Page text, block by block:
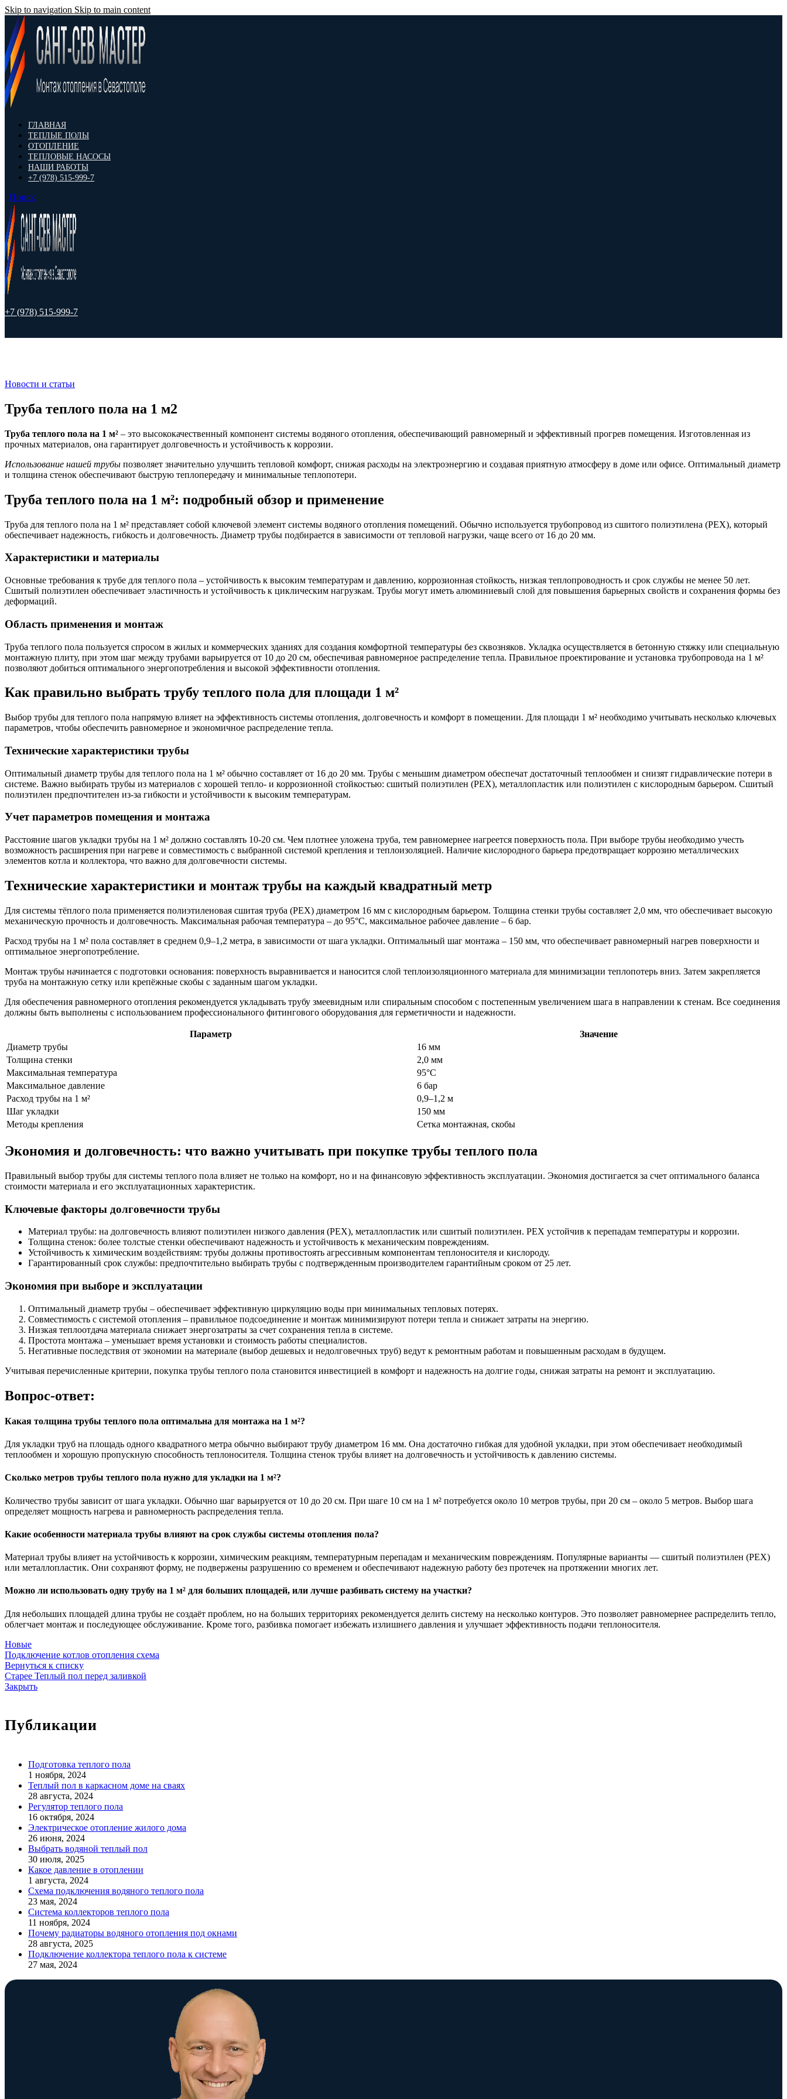
Skip to navigation Skip to main content
ГЛАВНАЯ
ТЕПЛЫЕ ПОЛЫ
ОТОПЛЕНИЕ
ТЕПЛОВЫЕ НАСОСЫ
НАШИ РАБОТЫ
+7 (978) 515-999-7
Поиск
+7 (978) 515-999-7
Новости и статьи
Труба теплого пола на 1 м2
Труба теплого пола на 1 м² – это высококачественный компонент системы водяного отопления, обеспечивающий равномерный и эффективный прогрев помещения. Изготовленная из
прочных материалов, она гарантирует долговечность и устойчивость к коррозии.
Использование нашей трубы позволяет значительно улучшить тепловой комфорт, снижая расходы на электроэнергию и создавая приятную атмосферу в доме или офисе. Оптимальный диаметр
и толщина стенок обеспечивают быструю теплопередачу и минимальные теплопотери.
Труба теплого пола на 1 м²: подробный обзор и применение
Труба для теплого пола на 1 м² представляет собой ключевой элемент системы водяного отопления помещений. Обычно используется трубопровод из сшитого полиэтилена (PEX), который
обеспечивает надежность, гибкость и долговечность. Диаметр трубы подбирается в зависимости от тепловой нагрузки, чаще всего от 16 до 20 мм.
Характеристики и материалы
Основные требования к трубе для теплого пола – устойчивость к высоким температурам и давлению, коррозионная стойкость, низкая теплопроводность и срок службы не менее 50 лет.
Сшитый полиэтилен обеспечивает эластичность и устойчивость к циклическим нагрузкам. Трубы могут иметь алюминиевый слой для повышения барьерных свойств и сохранения формы без
деформаций.
Область применения и монтаж
Труба теплого пола пользуется спросом в жилых и коммерческих зданиях для создания комфортной температуры без сквозняков. Укладка осуществляется в бетонную стяжку или специальную
монтажную плиту, при этом шаг между трубами варьируется от 10 до 20 см, обеспечивая равномерное распределение тепла. Правильное проектирование и установка трубопровода на 1 м²
позволяют добиться оптимального энергопотребления и высокой эффективности отопления.
Как правильно выбрать трубу теплого пола для площади 1 м²
Выбор трубы для теплого пола напрямую влияет на эффективность системы отопления, долговечность и комфорт в помещении. Для площади 1 м² необходимо учитывать несколько ключевых
параметров, чтобы обеспечить равномерное и экономичное распределение тепла.
Технические характеристики трубы
Оптимальный диаметр трубы для теплого пола на 1 м² обычно составляет от 16 до 20 мм. Трубы с меньшим диаметром обеспечат достаточный теплообмен и снизят гидравлические потери в
системе. Важно выбирать трубы из материалов с хорошей тепло- и коррозионной стойкостью: сшитый полиэтилен (PEX), металлопластик или полиэтилен с кислородным барьером. Сшитый
полиэтилен предпочтителен из-за гибкости и устойчивости к высоким температурам.
Учет параметров помещения и монтажа
Расстояние шагов укладки трубы на 1 м² должно составлять 10-20 см. Чем плотнее уложена труба, тем равномернее нагреется поверхность пола. При выборе трубы необходимо учесть
возможность расширения при нагреве и совместимость с выбранной системой крепления и теплоизоляцией. Наличие кислородного барьера предотвращает коррозию металлических
элементов котла и коллектора, что важно для долговечности системы.
Технические характеристики и монтаж трубы на каждый квадратный метр
Для системы тёплого пола применяется полиэтиленовая сшитая труба (PEX) диаметром 16 мм с кислородным барьером. Толщина стенки трубы составляет 2,0 мм, что обеспечивает высокую
механическую прочность и долговечность. Максимальная рабочая температура – до 95°C, максимальное рабочее давление – 6 бар.
Расход трубы на 1 м² пола составляет в среднем 0,9–1,2 метра, в зависимости от шага укладки. Оптимальный шаг монтажа – 150 мм, что обеспечивает равномерный нагрев поверхности и
оптимальное энергопотребление.
Монтаж трубы начинается с подготовки основания: поверхность выравнивается и наносится слой теплоизоляционного материала для минимизации теплопотерь вниз. Затем закрепляется
труба на монтажную сетку или крепёжные скобы с заданным шагом укладки.
Для обеспечения равномерного отопления рекомендуется укладывать трубу змеевидным или спиральным способом с постепенным увеличением шага в направлении к стенам. Все соединения
должны быть выполнены с использованием профессионального фитингового оборудования для герметичности и надежности.
Параметр
Значение
Диаметр трубы
16 мм
Толщина стенки
2,0 мм
Максимальная температура
95°C
Максимальное давление
6 бар
Расход трубы на 1 м²
0,9–1,2 м
Шаг укладки
150 мм
Методы крепления
Сетка монтажная, скобы
Экономия и долговечность: что важно учитывать при покупке трубы теплого пола
Правильный выбор трубы для системы теплого пола влияет не только на комфорт, но и на финансовую эффективность эксплуатации. Экономия достигается за счет оптимального баланса
стоимости материала и его эксплуатационных характеристик.
Ключевые факторы долговечности трубы
Материал трубы: на долговечность влияют полиэтилен низкого давления (PEX), металлопластик или сшитый полиэтилен. PEX устойчив к перепадам температуры и коррозии.
Толщина стенок: более толстые стенки обеспечивают надежность и устойчивость к механическим повреждениям.
Устойчивость к химическим воздействиям: трубы должны противостоять агрессивным компонентам теплоносителя и кислороду.
Гарантированный срок службы: предпочтительно выбирать трубы с подтвержденным производителем гарантийным сроком от 25 лет.
Экономия при выборе и эксплуатации
Оптимальный диаметр трубы – обеспечивает эффективную циркуляцию воды при минимальных тепловых потерях.
Совместимость с системой отопления – правильное подсоединение и монтаж минимизируют потери тепла и снижает затраты на энергию.
Низкая теплоотдача материала снижает энергозатраты за счет сохранения тепла в системе.
Простота монтажа – уменьшает время установки и стоимость работы специалистов.
Негативные последствия от экономии на материале (выбор дешевых и недолговечных труб) ведут к ремонтным работам и повышенным расходам в будущем.
Учитывая перечисленные критерии, покупка трубы теплого пола становится инвестицией в комфорт и надежность на долгие годы, снижая затраты на ремонт и эксплуатацию.
Вопрос-ответ:
Какая толщина трубы теплого пола оптимальна для монтажа на 1 м²?
Для укладки труб на площадь одного квадратного метра обычно выбирают трубу диаметром 16 мм. Она достаточно гибкая для удобной укладки, при этом обеспечивает необходимый
теплообмен и хорошую пропускную способность теплоносителя. Толщина стенок трубы влияет на долговечность и устойчивость к давлению системы.
Сколько метров трубы теплого пола нужно для укладки на 1 м²?
Количество трубы зависит от шага укладки. Обычно шаг варьируется от 10 до 20 см. При шаге 10 см на 1 м² потребуется около 10 метров трубы, при 20 см – около 5 метров. Выбор шага
определяет мощность нагрева и равномерность распределения тепла.
Какие особенности материала трубы влияют на срок службы системы отопления пола?
Материал трубы влияет на устойчивость к коррозии, химическим реакциям, температурным перепадам и механическим повреждениям. Популярные варианты — сшитый полиэтилен (PEX)
или металлопластик. Они сохраняют форму, не подвержены разрушению со временем и обеспечивают надежную работу без протечек на протяжении многих лет.
Можно ли использовать одну трубу на 1 м² для больших площадей, или лучше разбивать систему на участки?
Для небольших площадей длина трубы не создаёт проблем, но на больших территориях рекомендуется делить систему на несколько контуров. Это позволяет равномернее распределить тепло,
облегчает монтаж и последующее обслуживание. Кроме того, разбивка помогает избежать излишнего давления и улучшает эффективность подачи теплоносителя.
Новые
Подключение котлов отопления схема
Вернуться к списку
Старее Теплый пол перед заливкой
Закрыть
Публикации
Подготовка теплого пола
1 ноября, 2024
Теплый пол в каркасном доме на сваях
28 августа, 2024
Регулятор теплого пола
16 октября, 2024
Электрическое отопление жилого дома
26 июня, 2024
Выбрать водяной теплый пол
30 июля, 2025
Какое давление в отоплении
1 августа, 2024
Схема подключения водяного теплого пола
23 мая, 2024
Система коллекторов теплого пола
11 ноября, 2024
Почему радиаторы водяного отопления под окнами
28 августа, 2025
Подключение коллектора теплого пола к системе
27 мая, 2024